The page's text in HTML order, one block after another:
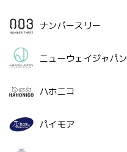
ナンバースリー
ニューウェイジャパン
ハホニコ
パイモア